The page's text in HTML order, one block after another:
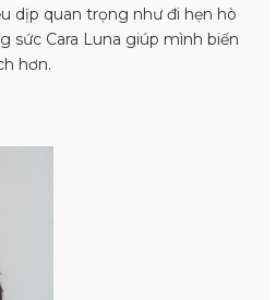
dịp quan trọng như đi hẹn hò
sức Cara Luna giúp mình biến
hơn.